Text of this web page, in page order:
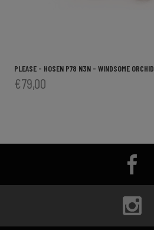
PLEASE - HOSEN P78 N3N - WINDSOME ORCHID
€79,00